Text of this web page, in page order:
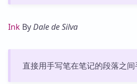
Ink ByDale de Silva
直接用手写笔在笔记的段落之间